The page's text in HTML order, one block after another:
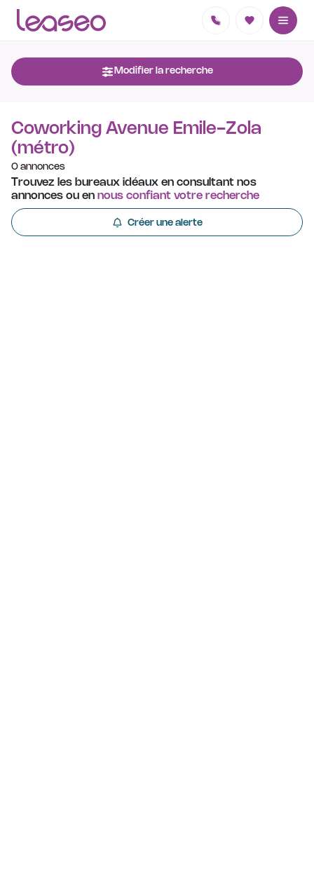
Modifier la recherche
Coworking Avenue Emile-Zola
(métro)
0 annonces
Trouvez les bureaux idéaux en consultant nos
annonces ou en nous confiant votre recherche
Créer une alerte